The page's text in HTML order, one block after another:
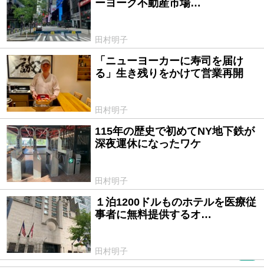
ーヨーク不動産市場…
田村明子
2020/06/14
「ニューヨーカーに寿司を届け
る」生き残りをかけて営業再開
田村明子
2020/05/09
115年の歴史で初めてNY地下鉄が
深夜運休になったワケ
田村明子
2020/04/15
１泊1200ドルものホテルを医療従
事者に無料提供するオ…
田村明子